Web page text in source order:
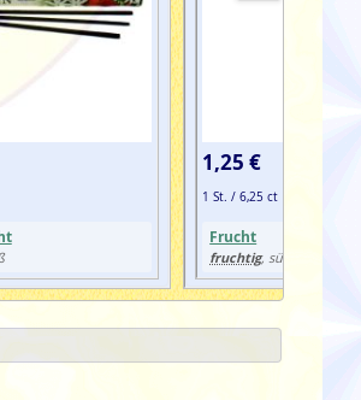
1,25 €
1 St. / 6,25 ct
Frucht
fruchtig, süß, vanillig